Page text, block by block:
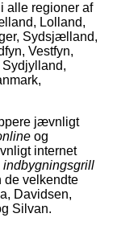
alle regioner af
Lolland,
Sydsjælland,
Vestfyn,
jævnligt
og
internet
indbygningsgrill
de velkendte
Davidsen,
Silvan.